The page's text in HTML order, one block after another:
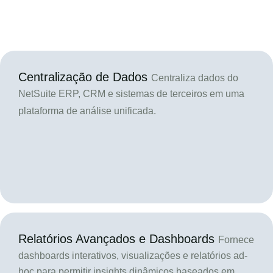
Centralização de Dados Centraliza dados do
NetSuite ERP, CRM e sistemas de terceiros em uma
plataforma de análise unificada.
Relatórios Avançados e Dashboards Fornece
dashboards interativos, visualizações e relatórios ad-